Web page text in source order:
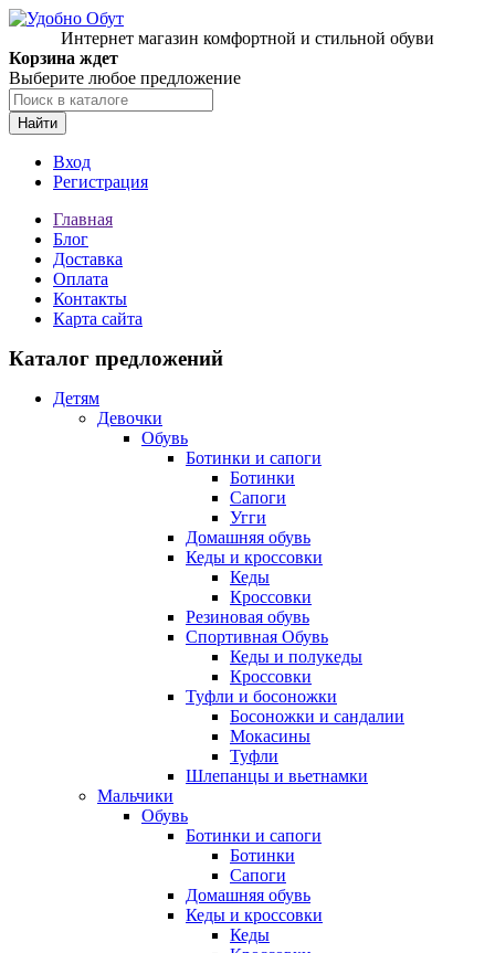
Интернет магазин комфортной и стильной обуви
Корзина ждет
Выберите любое предложение
Найти
Вход
Регистрация
Главная
Блог
Доставка
Оплата
Контакты
Карта сайта
Каталог предложений
Детям
Девочки
Обувь
Ботинки и сапоги
Ботинки
Сапоги
Угги
Домашняя обувь
Кеды и кроссовки
Кеды
Кроссовки
Резиновая обувь
Спортивная Обувь
Кеды и полукеды
Кроссовки
Туфли и босоножки
Босоножки и сандалии
Мокасины
Туфли
Шлепанцы и вьетнамки
Мальчики
Обувь
Ботинки и сапоги
Ботинки
Сапоги
Домашняя обувь
Кеды и кроссовки
Кеды